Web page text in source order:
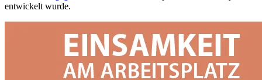
entwickelt wurde.